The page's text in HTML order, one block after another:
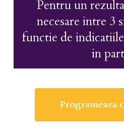
Pentru un
necesare intre 3
functie de
in
Programeaza